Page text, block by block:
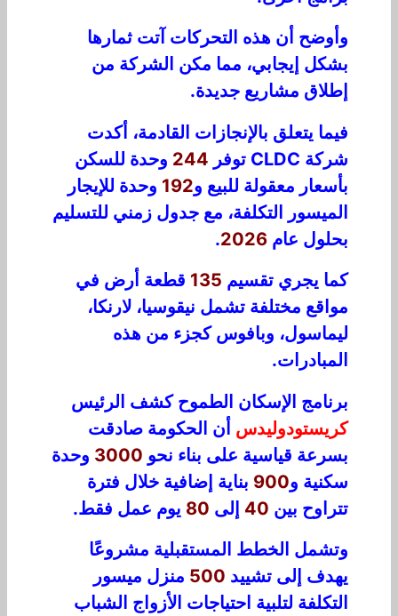
وأوضح أن هذه التحركات آتت ثمار ها
بشكل إيجابي، مما مكن الشركة من
طلق مشاريع جديدة.
فيما يتعلق بالإنجازات القادمة، أكدت
شركة CLDC توفر
244 وحدة للسكن
بأسعار معقولة للبيع و192 وحدة للإيجار
الميسور التكلفة، مع جدول ز مني للتسليم
بحلول عام 2026
.
كما يجري تقسيم 135 قطعة أرض في
مواقع مختلفة تشمل نيقوسيا، لارنكا،
ليماسول، وبافوس كجزء من هذه
المبادرات.
بر نامج السكان لطموح كشف الرئيس
كريستودوليدس أن الحكومة صادقت
بسرعة قياسية على بناء نحو 3000 وحدة
سكنية و900 بناية إضافية خلل فترة
تترا وح بين 40 إلى 80 يوم عمل فقط.
وتشمل الخطط المستقبلية مشروعا
يهدف لى تشييد 500 منزل ميسور
التكلفة لتلبية احتياجات الأزواج الشباب